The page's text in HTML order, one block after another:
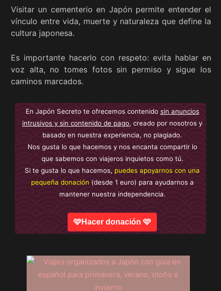
Visitar un cementerio en Japón permite entender el
vínculo entre vida, muerte y naturaleza que define la
cultura japonesa.
Es importante hacerlo con respeto: evita hablar en
voz alta, no tomes fotos sin permiso y sigue los
caminos marcados.
En Japón Secreto te ofrecemos contenido sin anuncios
intrusivos y sin contenido de pago, creado por nosotros y
basado en nuestra experiencia, no plagiado.
Nos gusta lo que hacemos y nos encanta compartir lo
que sabemos con viajeros inquietos como tú.
Si te gusta lo que hacemos, puedes apoyarnos con una
pequeña donación (desde 1 euro) para ayudarnos a
mantener nuestra independencia.
🩷Hacer donación 🩷